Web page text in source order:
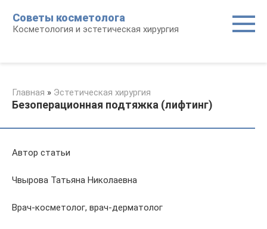
контенту
Советы косметолога
Косметология и эстетическая хирургия
Главная » Эстетическая хирургия
Безоперационная подтяжка (лифтинг)
Автор статьи
Чвырова Татьяна Николаевна
Врач-косметолог, врач-дерматолог